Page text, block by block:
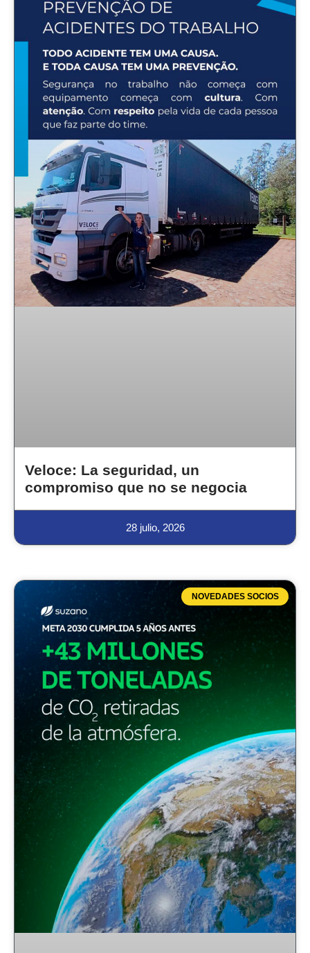
Veloce: La seguridad, un
compromiso que no se negocia
28 julio, 2026
NOVEDADES SOCIOS